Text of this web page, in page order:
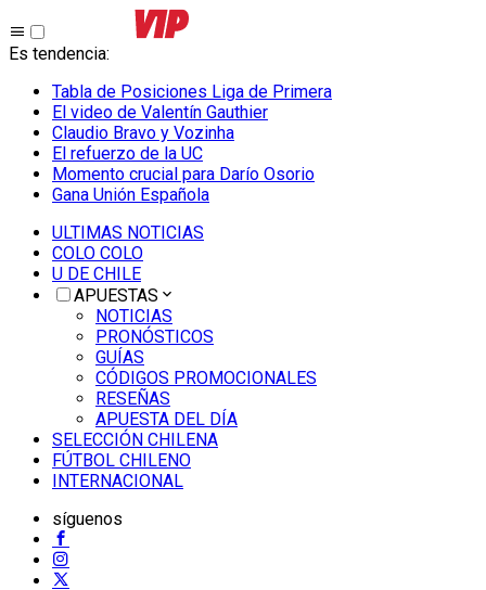
Es tendencia:
Tabla de Posiciones Liga de Primera
El video de Valentín Gauthier
Claudio Bravo y Vozinha
El refuerzo de la UC
Momento crucial para Darío Osorio
Gana Unión Española
ULTIMAS NOTICIAS
COLO COLO
U DE CHILE
APUESTAS
NOTICIAS
PRONÓSTICOS
GUÍAS
CÓDIGOS PROMOCIONALES
RESEÑAS
APUESTA DEL DÍA
SELECCIÓN CHILENA
FÚTBOL CHILENO
INTERNACIONAL
síguenos